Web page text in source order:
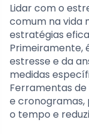
Lidar com o
comum na vida
estratégias
Primeiramente,
estresse e da
medidas
Ferramentas
e cronogramas,
o tempo e